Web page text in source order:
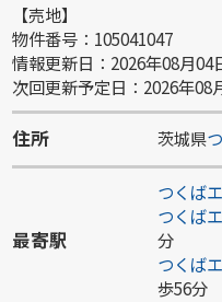
【売地】
物件番号：105041047
情報更新日：2026年08月04
次回更新予定日：2026年08
住所 茨城県
最寄駅
つくば
つくば
分
つくば
歩56分